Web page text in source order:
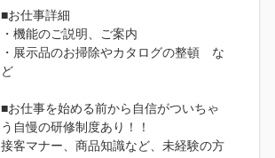
■お仕事詳細
・機能のご説明、ご案内
・展示品のお掃除やカタログの整頓 な
ど
■お仕事を始める前から自信がついちゃ
う自慢の研修制度あり！！
接客マナー、商品知識など、未経験の方